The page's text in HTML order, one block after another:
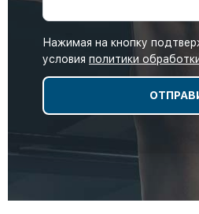
Нажимая на кнопку
условия политики